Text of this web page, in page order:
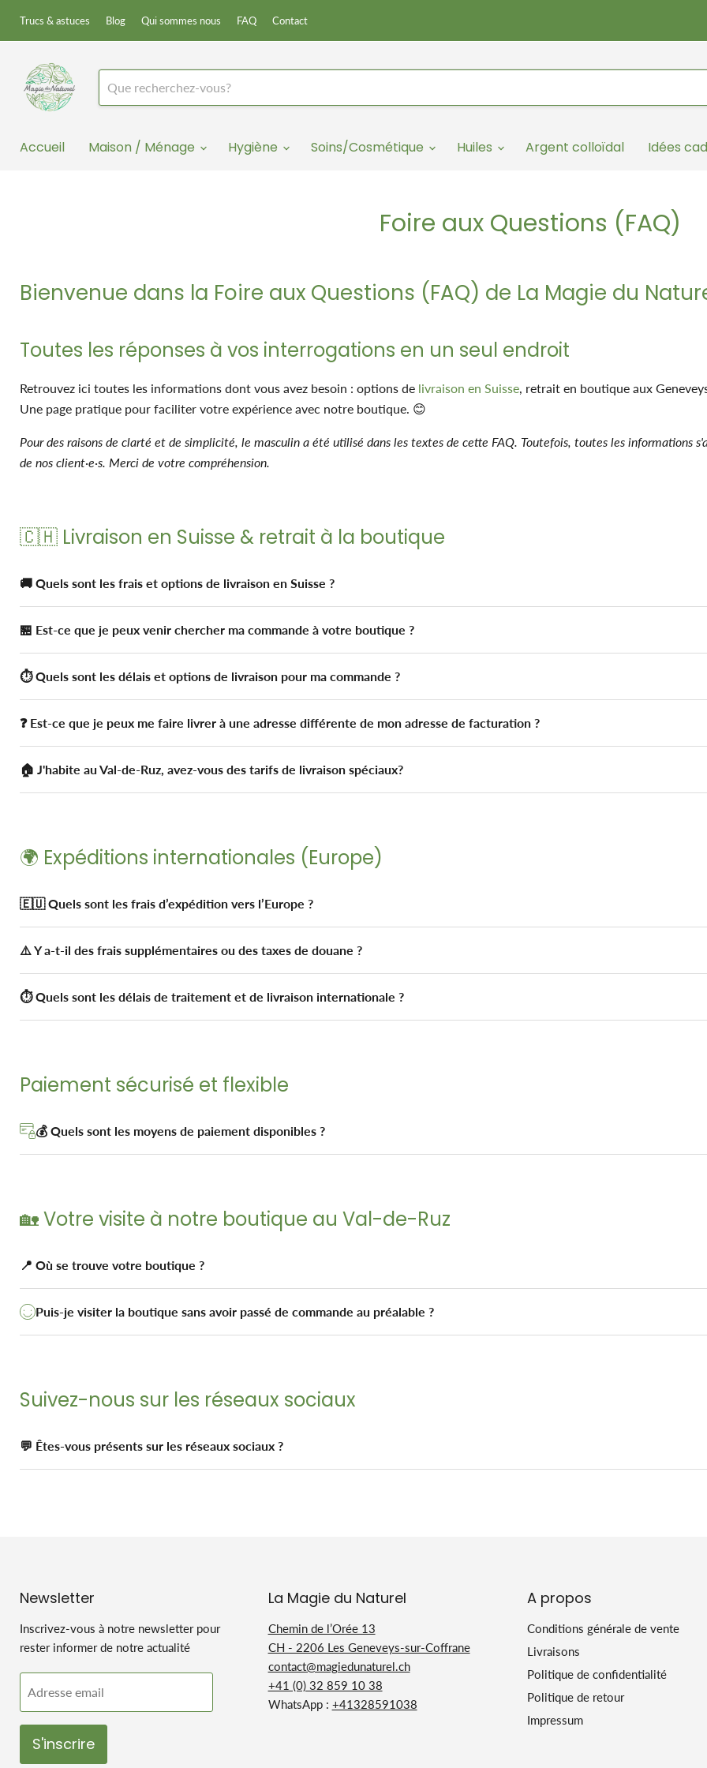
Trucs & astuces Blog Qui sommes nous FAQ Contact
Accueil Maison / Ménage Hygiène Soins/Cosmétique Huiles Argent colloïdal Idées
Foire aux Questions (FAQ)
Bienvenue dans la Foire aux Questions (FAQ) de La Magie du
Toutes les réponses à vos interrogations en un seul endroit
Retrouvez ici toutes les informations dont vous avez besoin : options de livraison en Suisse, retrait en boutique aux
Une page pratique pour faciliter votre expérience avec notre boutique. 😊
Pour des raisons de clarté et de simplicité, le masculin a été utilisé dans les textes de cette FAQ. Toutefois, toutes les informations
de nos client·e·s. Merci de votre compréhension.
🇨🇭 Livraison en Suisse & retrait à la boutique
🚚 Quels sont les frais et options de livraison en Suisse ?
🏪 Est-ce que je peux venir chercher ma commande à votre boutique ?
⏱️ Quels sont les délais et options de livraison pour ma commande ?
❓ Est-ce que je peux me faire livrer à une adresse différente de mon adresse de facturation ?
🏠 J'habite au Val-de-Ruz, avez-vous des tarifs de livraison spéciaux?
🌍 Expéditions internationales (Europe)
🇪🇺 Quels sont les frais d’expédition vers l’Europe ?
⚠️ Y a-t-il des frais supplémentaires ou des taxes de douane ?
⏱️ Quels sont les délais de traitement et de livraison internationale ?
Paiement sécurisé et flexible
💰 Quels sont les moyens de paiement disponibles ?
🏡 Votre visite à notre boutique au Val-de-Ruz
📍 Où se trouve votre boutique ?
Puis-je visiter la boutique sans avoir passé de commande au préalable ?
Suivez-nous sur les réseaux sociaux
💬 Êtes-vous présents sur les réseaux sociaux ?
Newsletter
Inscrivez-vous à notre newsletter pour
rester informer de notre actualité
Adresse email
S'inscrire
La Magie du Naturel
Chemin de l’Orée 13
CH - 2206 Les Geneveys-sur-Coffrane
contact@magiedunaturel.ch
+41 (0) 32 859 10 38
WhatsApp : +41328591038
A propos
Conditions générale de vente
Livraisons
Politique de confidentialité
Politique de retour
Impressum